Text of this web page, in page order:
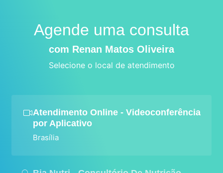
Agende uma consulta
com Renan Matos Oliveira
Selecione o local de atendimento
Atendimento Online - Videoconferência
por Aplicativo
Brasília